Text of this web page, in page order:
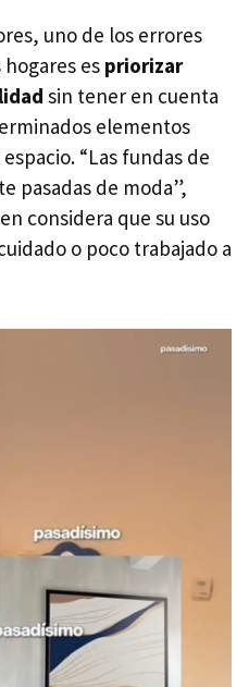
uno de los errores
es priorizar
sin tener en cuenta
elementos
“Las fundas de
pasadas de moda”,
considera que su uso
o poco trabajado a